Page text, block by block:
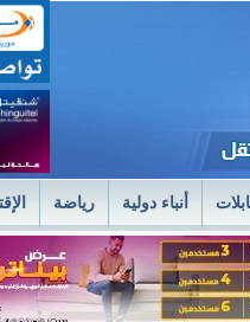
أنباء دولية رياضة
العسكري بنواكشوط يعلن استئناف
وزير الصحةً يترأس اجتماعا